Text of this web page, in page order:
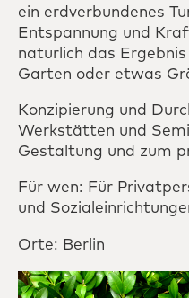
ein erdverbundenes
Entspannung und
natürlich das Ergebnis
Garten oder etwas
Konzipierung und
Werkstätten und
Gestaltung und zum
Für wen: Für
und
Orte: Berlin